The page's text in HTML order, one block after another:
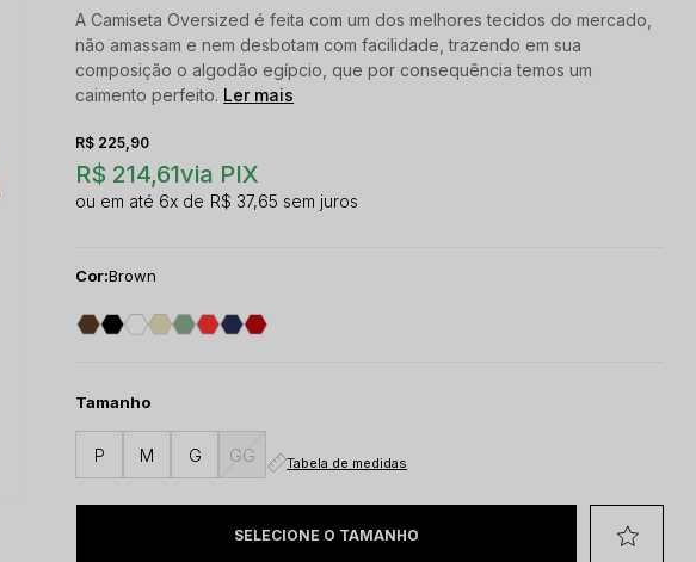
A Camiseta Oversized é feita com um dos melhores tecidos do mercado,
não amassam e nem desbotam com facilidade, trazendo em sua
composição o algodão egípcio, que por consequência temos um
caimento perfeito. Ler mais
R$ 214,61via PIX
R$ 225,90
6x R$ 37,65 sem juros
Cor:Brown
Tamanho
P M G GG Tabela de medidas